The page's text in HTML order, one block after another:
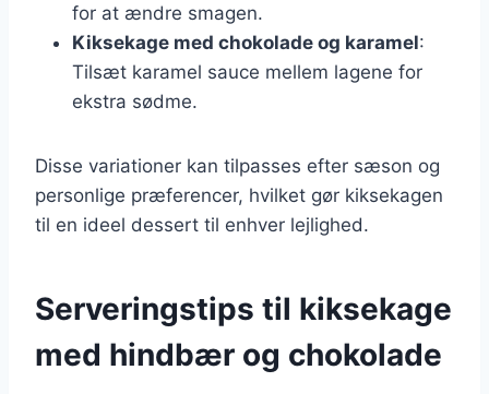
for at ændre smagen.
Kiksekage med chokolade og karamel:
Tilsæt karamel sauce mellem lagene for
ekstra sødme.
Disse variationer kan tilpasses efter sæson og
personlige præferencer, hvilket gør kiksekagen
til en ideel dessert til enhver lejlighed.
Serveringstips til kiksekage
med hindbær og chokolade